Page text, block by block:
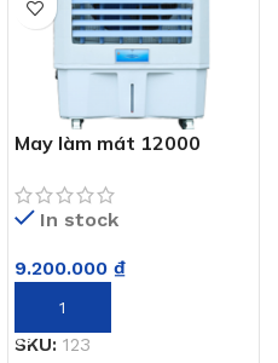
May làm mát 12000
In stock
9.200.000 ₫
THÊM VÀO GIỎ HÀNG
SKU: 123